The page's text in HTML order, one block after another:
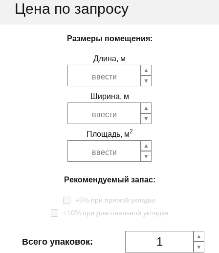
Цена по запросу
Размеры помещения:
Длина, м
Ширина, м
Площадь, м2
Рекомендуемый запас:
+5% при прямой укладке
+10% при диагональной укладке
Всего упаковок: